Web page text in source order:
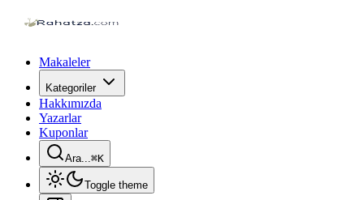
Makaleler
Kategoriler
Hakkımızda
Yazarlar
Kuponlar
Ara...⌘K
Toggle theme